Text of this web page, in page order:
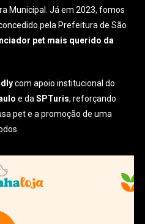
Municipal. Já em 2023, fomos
pela Prefeitura de São
pet mais querido da
com apoio institucional do
e daSPTuris, reforçando
pet e a promoção de uma